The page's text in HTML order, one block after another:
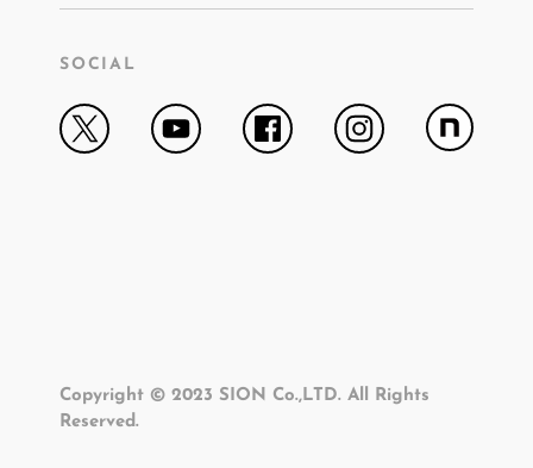
SOCIAL
Copyright © 2023 SION Co.,LTD. All Rights
Reserved.